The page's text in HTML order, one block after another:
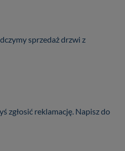
sprzedaż drzwi z
zgłosić reklamację. Napisz do